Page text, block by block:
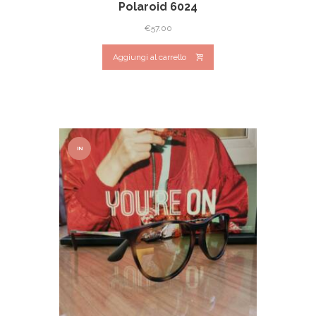
Polaroid 6024
€57.00
Aggiungi al carrello
IN
TA!